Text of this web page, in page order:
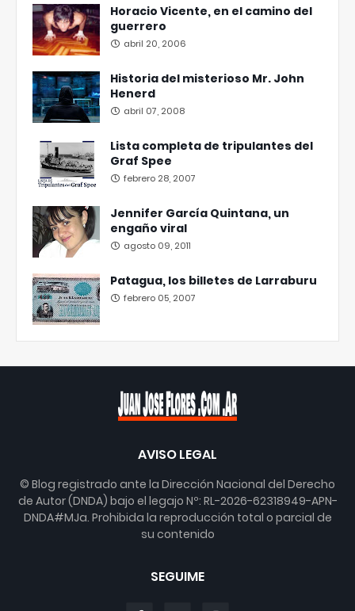
Horacio Vicente, en el camino del
guerrero
abril 20, 2006
Historia del misterioso Mr. John
Henerd
abril 07, 2008
Lista completa de tripulantes del
Graf Spee
febrero 28, 2007
Jennifer García Quintana, un
engaño viral
agosto 09, 2011
Patagua, los billetes de Larraburu
febrero 05, 2007
AVISO LEGAL
© Blog registrado ante la Dirección Nacional del Derecho
de Autor (DNDA) bajo el legajo Nº: RL-2026-62318949-APN-
DNDA#MJa. Prohibida la reproducción total o parcial de
su contenido
SEGUIME